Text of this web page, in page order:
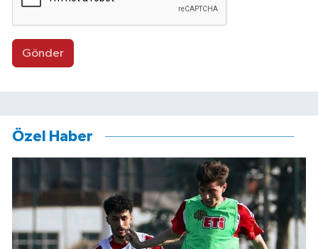
Gönder
Özel Haber